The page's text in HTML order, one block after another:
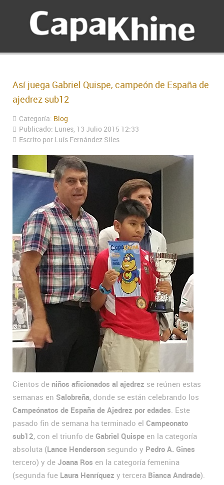
Así juega Gabriel Quispe, campeón de España de
ajedrez sub12
Categoría: Blog
Publicado: Lunes, 13 Julio 2015 12:33
Escrito por Luís Fernández Siles
Cientos de niños aficionados al ajedrez se reúnen estas
semanas en Salobreña, donde se están celebrando los
Campeónatos de España de Ajedrez por edades . Este
pasado fin de semana ha terminado el Campeonato
sub12, con el triunfo de Gabriel Quispe en la categoría
absoluta (Lance Henderson segundo y Pedro A. Gines
tercero) y de Joana Ros en la categoría femenina
(segunda fue Laura Henríquez y tercera Bianca Andrade).